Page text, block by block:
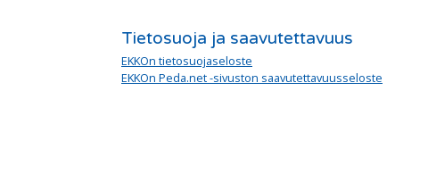
Tietosuoja ja saavutettavuus
EKKOn tietosuojaseloste
EKKOn Peda.net -sivuston saavutettavuusseloste